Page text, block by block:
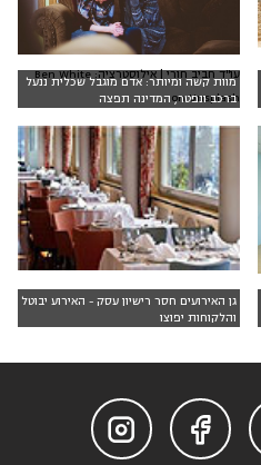
מוות קשה ומיותר: אדם מוגבל שכלית ננעל
ברכב ונפטר, המדינה תפצה
עו"ד חביב חורי | אילוסטרציה: Ben White
on Unsplash
גן האירועים חסר רישיון עסק - האירוע יבוטל
והלקוחות יפוצו

